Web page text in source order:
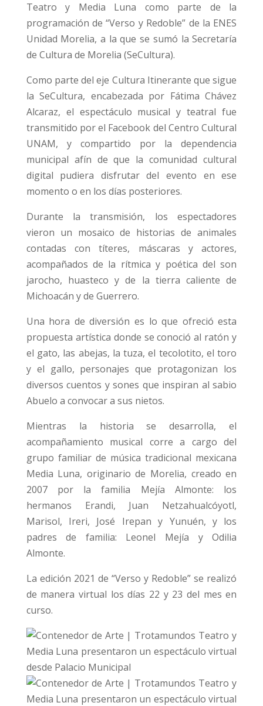
Teatro y Media Luna como parte de la
programación de “Verso y Redoble” de la ENES
Unidad Morelia, a la que se sumó la Secretaría
de Cultura de Morelia (SeCultura).
Como parte del eje Cultura Itinerante que sigue
la SeCultura, encabezada por Fátima Chávez
Alcaraz, el espectáculo musical y teatral fue
transmitido por el Facebook del Centro Cultural
UNAM, y compartido por la dependencia
municipal afín de que la comunidad cultural
digital pudiera disfrutar del evento en ese
momento o en los días posteriores.
Durante la transmisión, los espectadores
vieron un mosaico de historias de animales
contadas con títeres, máscaras y actores,
acompañados de la rítmica y poética del son
jarocho, huasteco y de la tierra caliente de
Michoacán y de Guerrero.
Una hora de diversión es lo que ofreció esta
propuesta artística donde se conoció al ratón y
el gato, las abejas, la tuza, el tecolotito, el toro
y el gallo, personajes que protagonizan los
diversos cuentos y sones que inspiran al sabio
Abuelo a convocar a sus nietos.
Mientras la historia se desarrolla, el
acompañamiento musical corre a cargo del
grupo familiar de música tradicional mexicana
Media Luna, originario de Morelia, creado en
2007 por la familia Mejía Almonte: los
hermanos Erandi, Juan Netzahualcóyotl,
Marisol, Ireri, José Irepan y Yunuén, y los
padres de familia: Leonel Mejía y Odilia
Almonte.
La edición 2021 de “Verso y Redoble” se realizó
de manera virtual los días 22 y 23 del mes en
curso.